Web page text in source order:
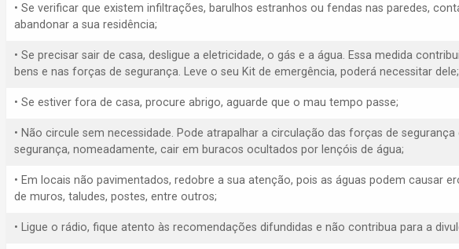
• Se verificar que existem infiltrações, barulhos estranhos ou fendas nas paredes,
abandonar a sua residência;
• Se precisar sair de casa, desligue a eletricidade, o gás e a água. Essa medida
bens e nas forças de segurança. Leve o seu Kit de emergência, poderá necessitar dele;
• Se estiver fora de casa, procure abrigo, aguarde que o mau tempo passe;
• Não circule sem necessidade. Pode atrapalhar a circulação das forças de
segurança, nomeadamente, cair em buracos ocultados por lençóis de água;
• Em locais não pavimentados, redobre a sua atenção, pois as águas podem causar
de muros, taludes, postes, entre outros;
• Ligue o rádio, fique atento às recomendações difundidas e não contribua para a